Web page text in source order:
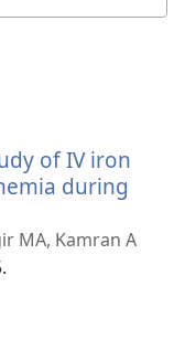
of IV iron
during
MA, Kamran A